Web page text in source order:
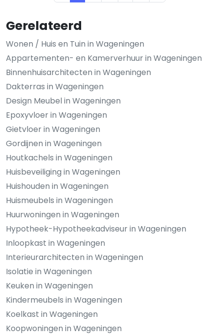
Gerelateerd
Wonen / Huis en Tuin in Wageningen
Appartementen- en Kamerverhuur in Wageningen
Binnenhuisarchitecten in Wageningen
Dakterras in Wageningen
Design Meubel in Wageningen
Epoxyvloer in Wageningen
Gietvloer in Wageningen
Gordijnen in Wageningen
Houtkachels in Wageningen
Huisbeveiliging in Wageningen
Huishouden in Wageningen
Huismeubels in Wageningen
Huurwoningen in Wageningen
Hypotheek-Hypotheekadviseur in Wageningen
Inloopkast in Wageningen
Interieurarchitecten in Wageningen
Isolatie in Wageningen
Keuken in Wageningen
Kindermeubels in Wageningen
Koelkast in Wageningen
Koopwoningen in Wageningen